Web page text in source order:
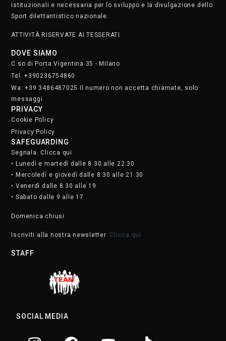
istituzionali e necessaria per lo sviluppo e la divulgazione dello
Sport dilettantistico nazionale.
ATTIVITÀ RISERVATE AI TESSERATI
DOVE SIAMO
C.so di Porta Vigentina 35 - Milano
Tel. +390236754860
Wa: +39 3486487025 Il numero non accetta chiamate, solo
messaggi
PRIVACY
Cookie Policy
Privacy Policy
SAFEGUARDING
Segnala. Clicca qui
• Lunedì e martedì dalle 8.30 alle 22.30
• Mercoledì e giovedì dalle 8.30 alle 21.30
• Venerdì dalle 8.30 alle 19
• Sabato dalle 9 alle 17
Domenica chiusi
Iscriviti alla nostra newsletter. Clicca qui
STAFF
SOCIAL MEDIA